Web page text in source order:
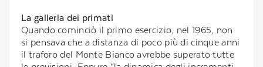
La galleria dei primati
Quando cominciò il primo esercizio, nel 1965, non
si pensava che a distanza di poco più di cinque anni
il traforo del Monte Bianco avrebbe superato tutte